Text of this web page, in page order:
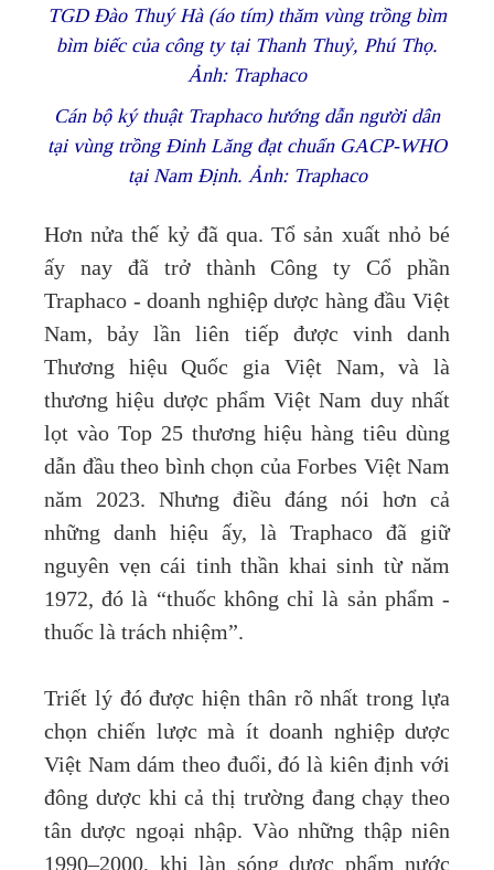
TGD Đào Thuý Hà (áo tím) thăm vùng trồng bìm
bìm biếc của công ty tại Thanh Thuỷ, Phú Thọ.
Ảnh: Traphaco
Cán bộ ký thuật Traphaco hướng dẫn người dân
tại vùng trồng Đinh Lăng đạt chuẩn GACP-WHO
tại Nam Định. Ảnh: Traphaco
Hơn nửa thế kỷ đã qua. Tổ sản xuất nhỏ bé
ấy nay đã trở thành Công ty Cổ phần
Traphaco - doanh nghiệp dược hàng đầu Việt
Nam, bảy lần liên tiếp được vinh danh
Thương hiệu Quốc gia Việt Nam, và là
thương hiệu dược phẩm Việt Nam duy nhất
lọt vào Top 25 thương hiệu hàng tiêu dùng
dẫn đầu theo bình chọn của Forbes Việt Nam
năm 2023. Nhưng điều đáng nói hơn cả
những danh hiệu ấy, là Traphaco đã giữ
nguyên vẹn cái tinh thần khai sinh từ năm
1972, đó là “thuốc không chỉ là sản phẩm -
thuốc là trách nhiệm”.
Triết lý đó được hiện thân rõ nhất trong lựa
chọn chiến lược mà ít doanh nghiệp dược
Việt Nam dám theo đuổi, đó là kiên định với
đông dược khi cả thị trường đang chạy theo
tân dược ngoại nhập. Vào những thập niên
1990–2000, khi làn sóng dược phẩm nước